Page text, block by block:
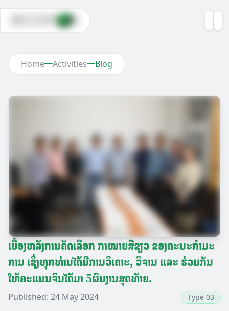
Home Activities Blog
ເບື້ອງຫລັງການຄັດເລືອກ ກາໝາຍສີຂຽວ ຂອງຄະນະກໍາມະ
ການ ເຊິ່ງທຸກທ່ານໄດ້ມີການວິເຄາະ, ວິຈານ ແລະ ຮ່ວມກັນ
ໃຫ້ຄະແນນຈົນໄດ້ມາ 5ຜົນງານສຸດທ້າຍ.
Published: 24 May 2024 Type 03